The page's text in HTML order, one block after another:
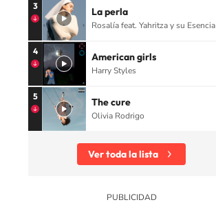
3 La perla
Rosalía feat. Yahritza y su Esencia
4 American girls
Harry Styles
5 The cure
Olivia Rodrigo
Ver toda la lista